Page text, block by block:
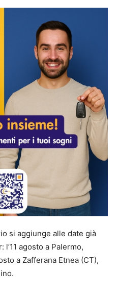
si aggiunge alle date già
agosto a Palermo,
a Zafferana Etnea (CT),